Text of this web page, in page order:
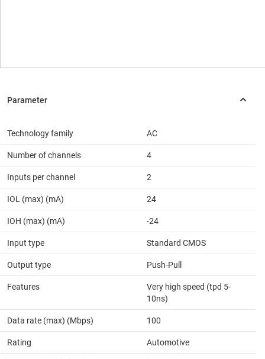
Technology family AC
Number of channels 4
Inputs per channel 2
IOL (max) (mA) 24
IOH (max) (mA) -24
Input type Standard CMOS
Output type Push-Pull
Features
Very high speed (tpd 5-
10ns)
Data rate (max) (Mbps) 100
Rating Automotive